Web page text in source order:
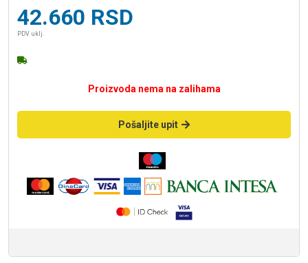
42.660 RSD
PDV uklj.
Proizvoda nema na zalihama
Pošaljite upit